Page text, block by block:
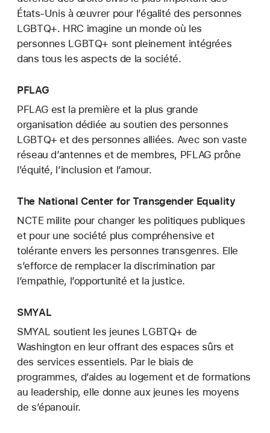
États-Unis à œuvrer pour l’égalité des personnes
LGBTQ+. HRC imagine un monde où les
personnes LGBTQ+ sont pleinement intégrées
dans tous les aspects de la société.
PFLAG
PFLAG est la première et la plus grande
organisation dédiée au soutien des personnes
LGBTQ+ et des personnes alliées. Avec son vaste
réseau d’antennes et de membres, PFLAG prône
l’équité, l’inclusion et l’amour.
The National Center for Transgender Equality
NCTE milite pour changer les politiques publiques
et pour une société plus compréhensive et
tolérante envers les personnes transgenres. Elle
s’efforce de remplacer la discrimination par
l’empathie, l’opportunité et la justice.
SMYAL
SMYAL soutient les jeunes LGBTQ+ de
Washington en leur offrant des espaces sûrs et
des services essentiels. Par le biais de
programmes, d’aides au logement et de formations
au leadership, elle donne aux jeunes les moyens
de s’épanouir.